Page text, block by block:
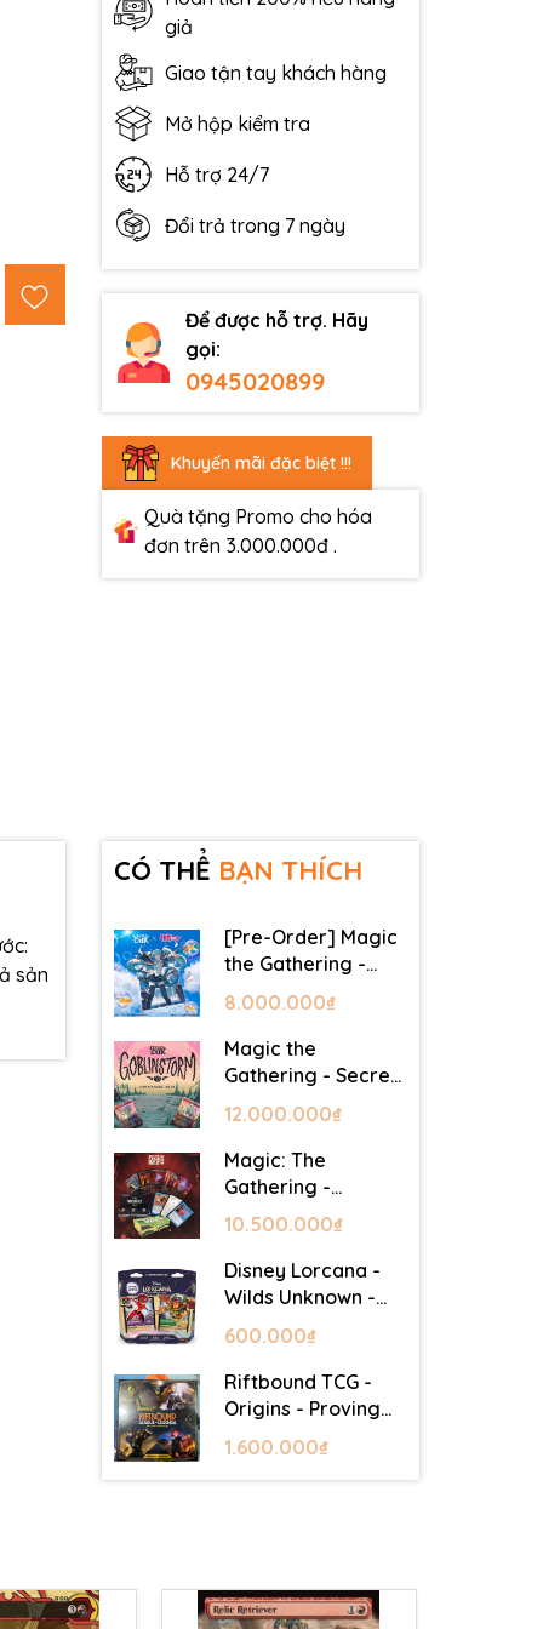
giả
Giao tận tay khách hàng
Mở hộp kiểm tra
Hỗ trợ 24/7
Đổi trả trong 7 ngày
Để được hỗ trợ. Hãy
gọi:
0945020899
Khuyến mãi đặc biệt !!!
Quà tặng Promo cho hóa
đơn trên 3.000.000đ .
sản
CÓ THỂ BẠN THÍCH
[Pre-Order] Magic
the Gathering -
Secret Lair -
Commander Deck:
Hatsune Miku
8.000.000₫
Magic the
Gathering - Secret
Lair - Commander
Deck: Goblin Storm
12.000.000₫
Magic: The
Gathering -
Mystery Booster 2
- Festival in a Box
(Las Vegas 2026)
10.500.000₫
Disney Lorcana -
Wilds Unknown -
Starter Set
600.000₫
Riftbound TCG -
Origins - Proving
Grounds Box Set
1.600.000₫